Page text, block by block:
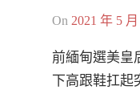
On 2021 年 5 月
前緬甸選美皇
下高跟鞋扛起